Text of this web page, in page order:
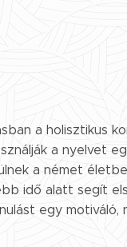
a holisztikus
a nyelvet
a német
idő alatt segít
egy motiváló,